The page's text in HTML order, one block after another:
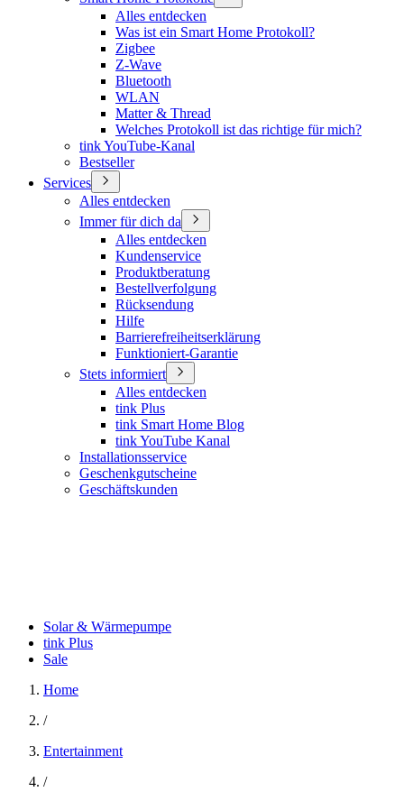
Alles entdecken
Was ist ein Smart Home Protokoll?
Zigbee
Z-Wave
Bluetooth
WLAN
Matter & Thread
Welches Protokoll ist das richtige für mich?
tink YouTube-Kanal
Bestseller
Services
Alles entdecken
Immer für dich da
Alles entdecken
Kundenservice
Produktberatung
Bestellverfolgung
Rücksendung
Hilfe
Barrierefreiheitserklärung
Funktioniert-Garantie
Stets informiert
Alles entdecken
tink Plus
tink Smart Home Blog
tink YouTube Kanal
Installationsservice
Geschenkgutscheine
Geschäftskunden
Solar & Wärmepumpe
tink Plus
Sale
Home
/
Entertainment
/